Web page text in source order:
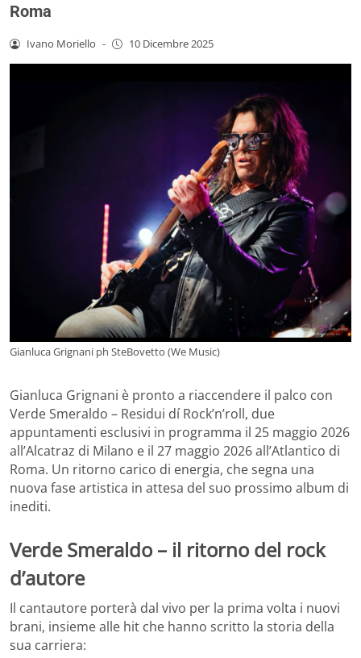
Roma
Ivano Moriello - 10 Dicembre 2025
Gianluca Grignani ph SteBovetto (We Music)
Gianluca Grignani è pronto a riaccendere il palco con
Verde Smeraldo – Residui dí Rock’n’roll, due
appuntamenti esclusivi in programma il 25 maggio 2026
all’Alcatraz di Milano e il 27 maggio 2026 all’Atlantico di
Roma. Un ritorno carico di energia, che segna una
nuova fase artistica in attesa del suo prossimo album di
inediti.
Verde Smeraldo – il ritorno del rock
d’autore
Il cantautore porterà dal vivo per la prima volta i nuovi
brani, insieme alle hit che hanno scritto la storia della
sua carriera: